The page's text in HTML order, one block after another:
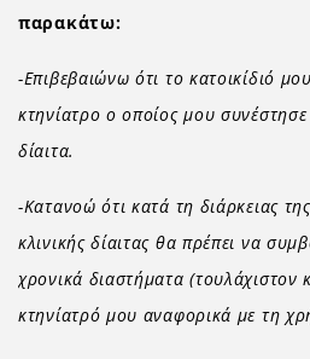
παρακάτω:
-Επιβεβαιώνω ότι το κατοικίδιό
κτηνίατρο ο οποίος μου συνέστησε
δίαιτα.
-Κατανοώ ότι κατά τη διάρκειας
κλινικής δίαιτας θα πρέπει να
χρονικά διαστήματα (τουλάχιστον
κτηνίατρό μου αναφορικά με τη